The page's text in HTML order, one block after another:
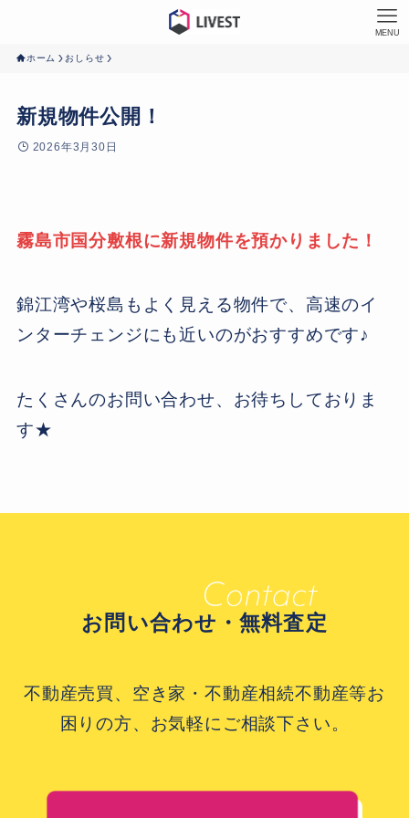
MENU
ホーム おしらせ
新規物件公開！
2026年3月30日
霧島市国分敷根に新規物件を預かりました！
錦江湾や桜島もよく見える物件で、高速のイ
ンターチェンジにも近いのがおすすめです♪
たくさんのお問い合わせ、お待ちしておりま
す★
お問い合わせ・無料査定
不動産売買、空き家・不動産相続不動産等お
困りの方、お気軽にご相談下さい。